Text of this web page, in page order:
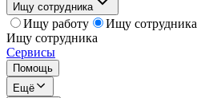
Ищу сотрудника
Ищу работу
Ищу сотрудника
Ищу сотрудника
Сервисы
Помощь
Ещё